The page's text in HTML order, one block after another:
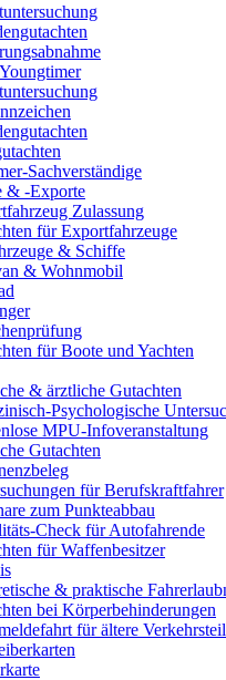
Sachverständige
& -Exporte
Zulassung
für Exportfahrzeuge
& Schiffe
& Wohnmobil
für Boote und Yachten
& ärztliche Gutachten
Psychologische
MPU-Infoveranstaltung
Gutachten
für Berufskraftfahrer
zum Punkteabbau
Check für Autofahrende
für Waffenbesitzer
& praktische
bei Körperbehinderungen
für ältere